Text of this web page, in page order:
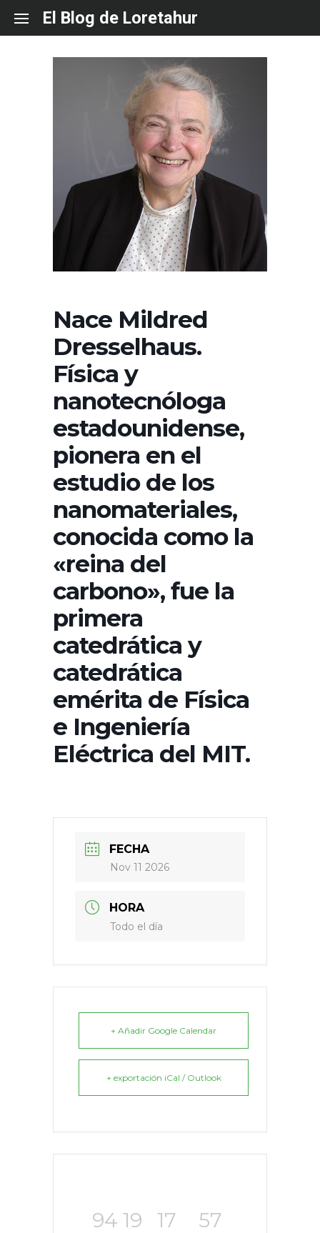
content
El Blog de Loretahur
Nace Mildred
Dresselhaus.
Física y
nanotecnóloga
estadounidense,
pionera en el
estudio de los
nanomateriales,
conocida como la
«reina del
carbono», fue la
primera
catedrática y
catedrática
emérita de Física
e Ingeniería
Eléctrica del MIT.
FECHA
Nov 11 2026
HORA
Todo el día
+ Añadir Google Calendar
+ exportación iCal / Outlook
94 19 17 57